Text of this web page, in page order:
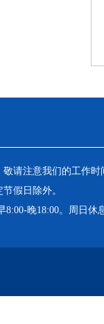
请注意我们的工作时
假日除外。
8:00-晚18:00。周日休